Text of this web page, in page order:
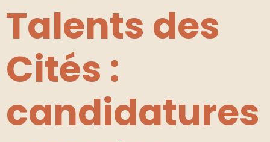
Talents des
Cités :
candidatures